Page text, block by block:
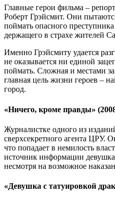
Главные герои фильма –
Роберт Грэйсмит. Они
поймать опасного
держащего в страхе жителей
Именно Грэйсмиту удается
не оказывается ни единой
поймать. Сложная и местами
главная цель жизни героев –
город.
«Ничего, кроме правды»
Журналистке одного из
сверхсекретного агента ЦРУ.
что попадает в немилость
источник информации девушка
несмотря на возможное
«Девушка с татуировкой